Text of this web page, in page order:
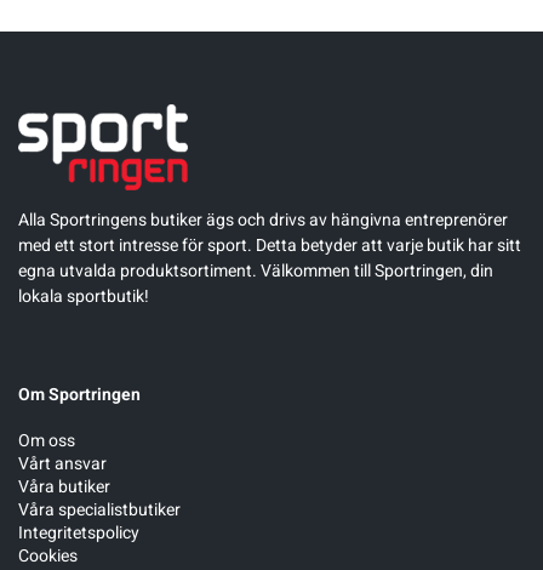
Alla Sportringens butiker ägs och drivs av hängivna entreprenörer
med ett stort intresse för sport. Detta betyder att varje butik har sitt
egna utvalda produktsortiment. Välkommen till Sportringen, din
lokala sportbutik!
Om Sportringen
Om oss
Vårt ansvar
Våra butiker
Våra specialistbutiker
Integritetspolicy
Cookies